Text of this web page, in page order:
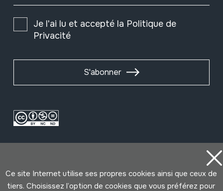
Je l'ai lu et accepté la Politique de
Privacité
S'abonner
Ce site Internet utilise ses propres cookies ainsi que ceux de
tiers. Choisissez l’option de cookies que vous préférez pour